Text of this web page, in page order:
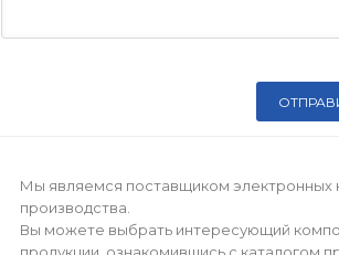
Мы являемся поставщиком электронных
производства.
Вы можете выбрать интересующий